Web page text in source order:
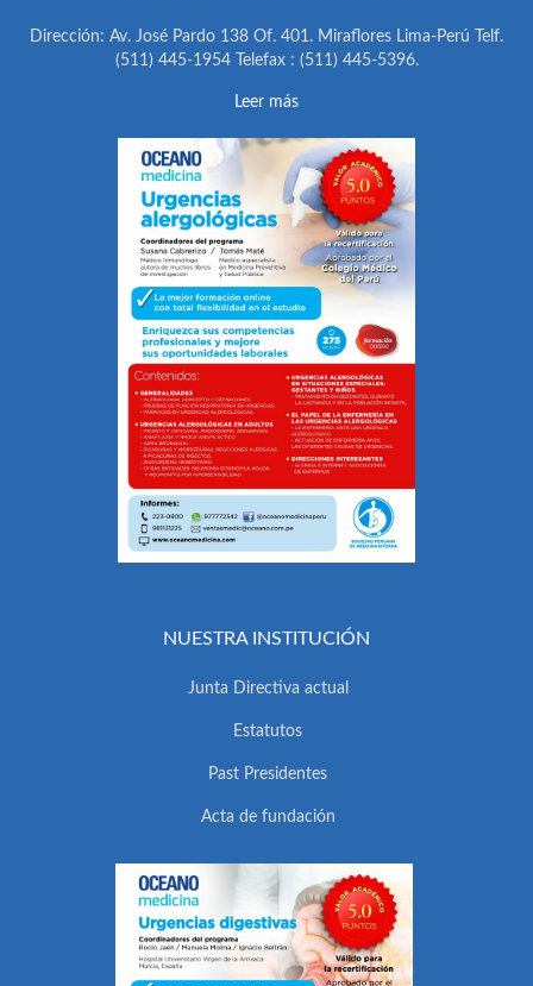
Dirección: Av. José Pardo 138 Of. 401. Miraflores Lima-Perú Telf.
(511) 445-1954 Telefax : (511) 445-5396.
Leer más
NUESTRA INSTITUCIÓN
Junta Directiva actual
Estatutos
Past Presidentes
Acta de fundación